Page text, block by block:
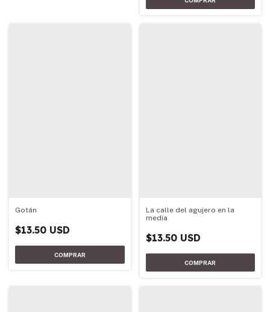
Gotán
$13.50 USD
La calle del agujero en la
media
$13.50 USD